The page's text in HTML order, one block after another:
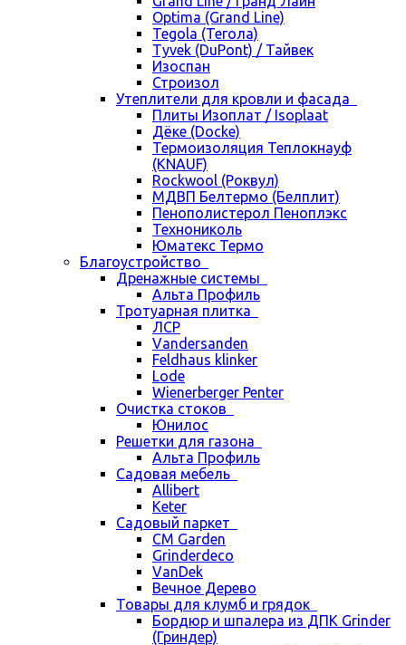
Optima (Grand Line)
Tegola (Тегола)
Tyvek (DuPont) / Тайвек
Изоспан
Строизол
Утеплители для кровли и фасада
Плиты Изоплат / Isoplaat
Дёке (Docke)
Термоизоляция Теплокнауф
(KNAUF)
Rockwool (Роквул)
МДВП Белтермо (Белплит)
Пенополистерол Пеноплэкс
Технониколь
Юматекс Термо
Благоустройство
Дренажные системы
Альта Профиль
Тротуарная плитка
ЛСР
Vandersanden
Feldhaus klinker
Lode
Wienerberger Penter
Очистка стоков
Юнилос
Решетки для газона
Альта Профиль
Садовая мебель
Allibert
Keter
Садовый паркет
CM Garden
Grinderdeco
VanDek
Вечное Дерево
Товары для клумб и грядок
Бордюр и шпалера из ДПК Grinder
(Гриндер)